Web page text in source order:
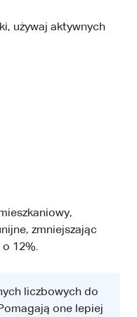
używaj aktywnych
zmniejszając
12%.
liczbowych do
one lepiej